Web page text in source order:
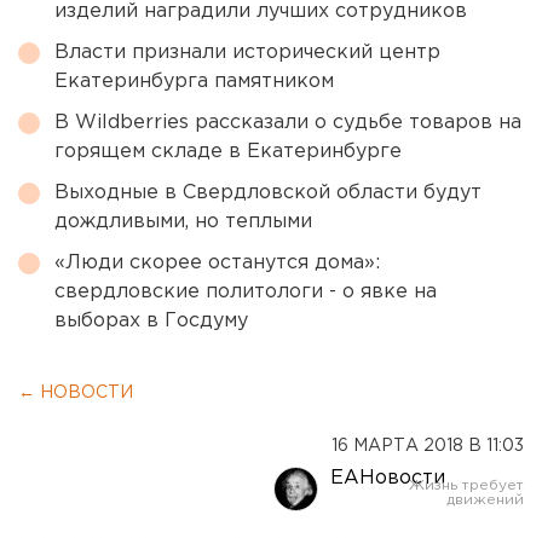
изделий наградили лучших сотрудников
Власти признали исторический центр
Екатеринбурга памятником
В Wildberries рассказали о судьбе товаров на
горящем складе в Екатеринбурге
Выходные в Свердловской области будут
дождливыми, но теплыми
«Люди скорее останутся дома»:
свердловские политологи - о явке на
выборах в Госдуму
← НОВОСТИ
16 МАРТА 2018 В 11:03
ЕАНовости